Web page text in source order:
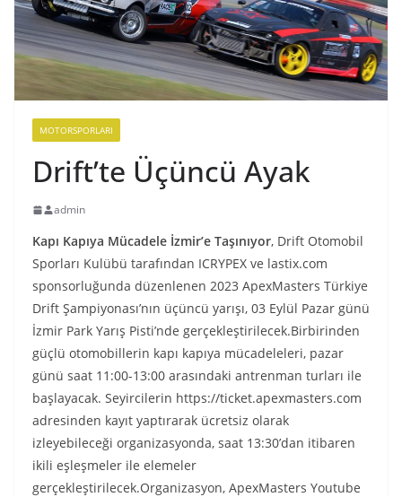
MOTORSPORLARI
Drift’te Üçüncü Ayak
admin
Kapı Kapıya Mücadele İzmir’e Taşınıyor, Drift Otomobil
Sporları Kulübü tarafından ICRYPEX ve lastix.com
sponsorluğunda düzenlenen 2023 ApexMasters Türkiye
Drift Şampiyonası’nın üçüncü yarışı, 03 Eylül Pazar günü
İzmir Park Yarış Pisti’nde gerçekleştirilecek.Birbirinden
güçlü otomobillerin kapı kapıya mücadeleleri, pazar
günü saat 11:00-13:00 arasındaki antrenman turları ile
başlayacak. Seyircilerin https://ticket.apexmasters.com
adresinden kayıt yaptırarak ücretsiz olarak
izleyebileceği organizasyonda, saat 13:30’dan itibaren
ikili eşleşmeler ile elemeler
gerçekleştirilecek.Organizasyon, ApexMasters Youtube